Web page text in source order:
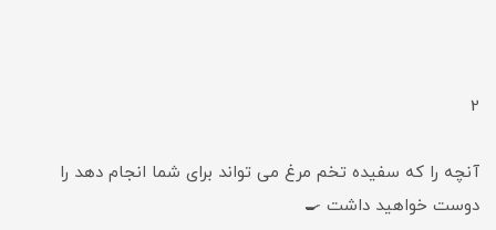
2
آنچه را که سفیده تخم مرغ می تواند برای شما انجام دهد را
دوست خواهید داشت 🍳